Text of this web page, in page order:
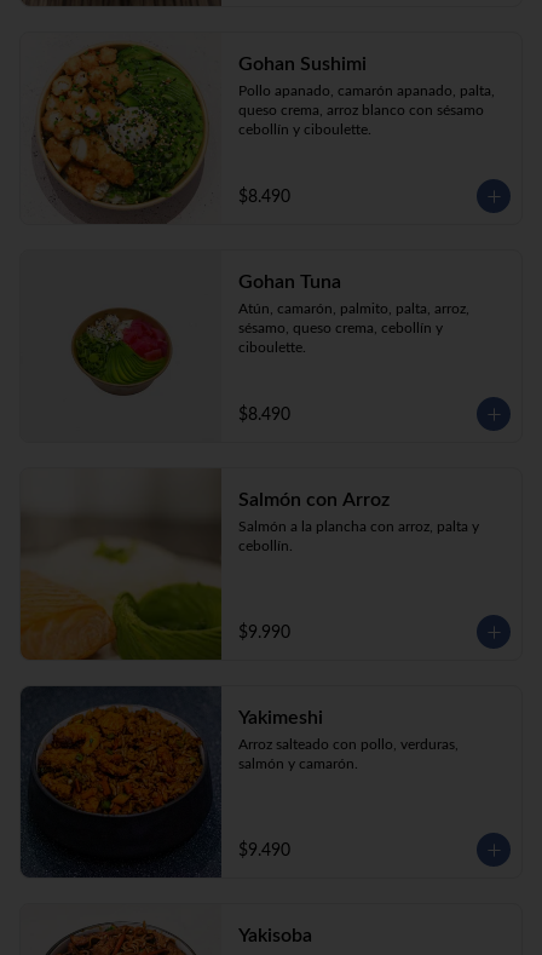
Gohan Sushimi
Pollo apanado, camarón apanado, palta,
queso crema, arroz blanco con sésamo
cebollín y ciboulette.
$8.490
Gohan Tuna
Atún, camarón, palmito, palta, arroz,
sésamo, queso crema, cebollín y
ciboulette.
$8.490
Salmón con Arroz
Salmón a la plancha con arroz, palta y
cebollín.
$9.990
Yakimeshi
Arroz salteado con pollo, verduras,
salmón y camarón.
$9.490
Yakisoba